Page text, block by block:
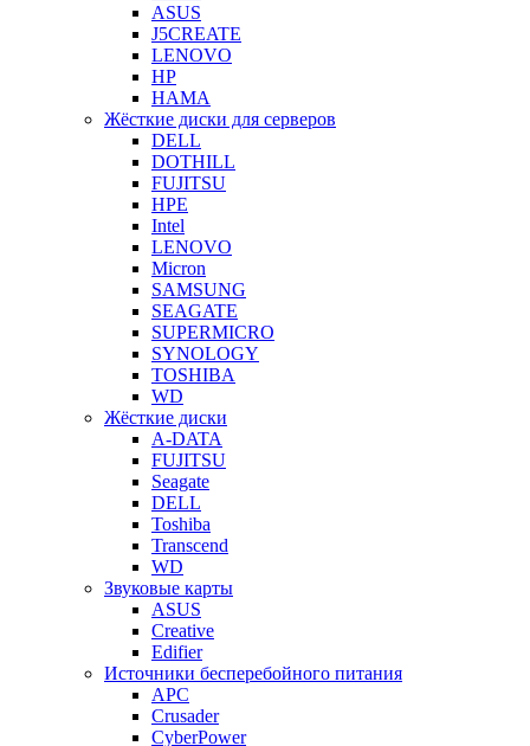
ASUS
J5CREATE
LENOVO
HP
HAMA
Жёсткие диски для серверов
DELL
DOTHILL
FUJITSU
HPE
Intel
LENOVO
Micron
SAMSUNG
SEAGATE
SUPERMICRO
SYNOLOGY
TOSHIBA
WD
Жёсткие диски
A-DATA
FUJITSU
Seagate
DELL
Toshiba
Transcend
WD
Звуковые карты
ASUS
Creative
Edifier
Источники бесперебойного питания
APC
Crusader
CyberPower